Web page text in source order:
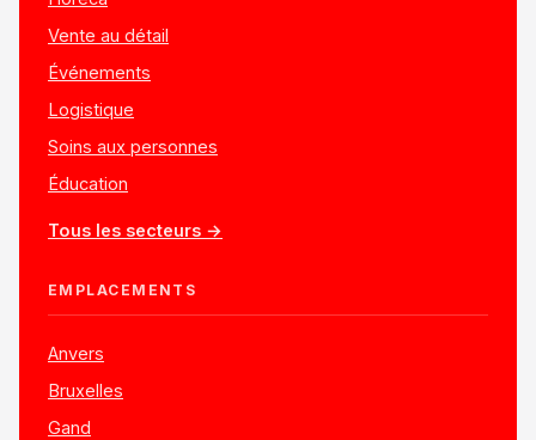
Vente au détail
Événements
Logistique
Soins aux personnes
Éducation
Tous les secteurs →
EMPLACEMENTS
Anvers
Bruxelles
Gand